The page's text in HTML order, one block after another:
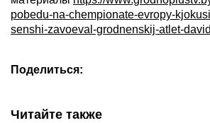
pobedu-na-chempionate-evropy-
senshi-zavoeval-grodnenskij-atlet-
Поделиться:
Читайте также